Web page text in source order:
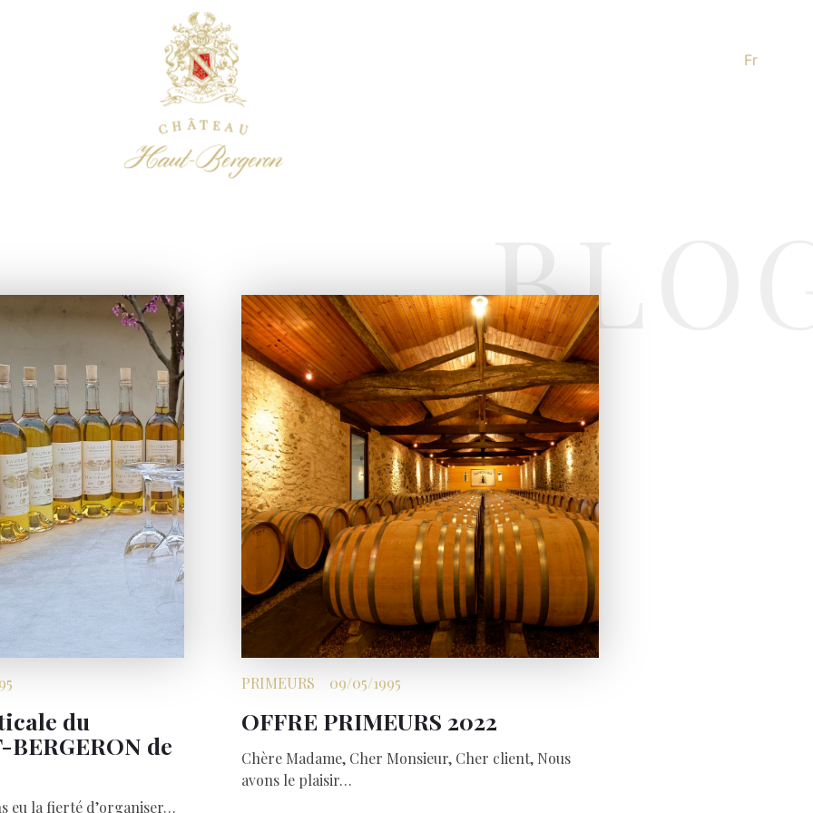
Fr
du
BERGERON de
eu la fierté d’organiser…
PRIMEURS 09/05/1995
OFFRE PRIMEURS 2022
Chère Madame, Cher Monsieur, Cher client, Nous
avons le plaisir…